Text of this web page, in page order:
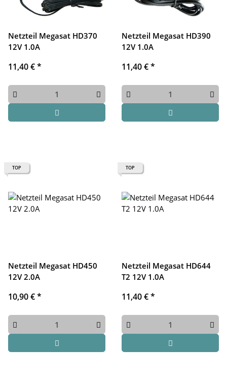
Netzteil Megasat HD370
12V 1.0A
11,40 €*
Netzteil Megasat HD390
12V 1.0A
11,40 €*
TOP
Netzteil Megasat HD450
12V 2.0A
10,90 €*
TOP
Netzteil Megasat HD644
T2 12V 1.0A
11,40 €*